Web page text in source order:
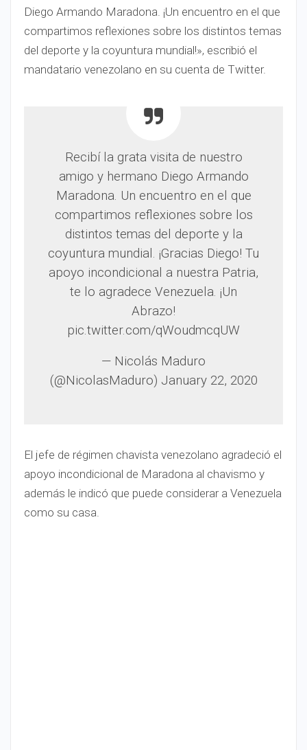
Diego Armando Maradona. ¡Un encuentro en el que
compartimos reflexiones sobre los distintos temas
del deporte y la coyuntura mundial!», escribió el
mandatario venezolano en su cuenta de Twitter.
Recibí la grata visita de nuestro
amigo y hermano Diego Armando
Maradona. Un encuentro en el que
compartimos reflexiones sobre los
distintos temas del deporte y la
coyuntura mundial. ¡Gracias Diego! Tu
apoyo incondicional a nuestra Patria,
te lo agradece Venezuela. ¡Un
Abrazo!
pic.twitter.com/qWoudmcqUW
— Nicolás Maduro
(@NicolasMaduro) January 22, 2020
​El jefe de régimen chavista venezolano agradeció el
apoyo incondicional de Maradona al chavismo y
además le indicó que puede considerar a Venezuela
como su casa.